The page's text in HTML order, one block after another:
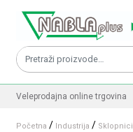
Pretraži:
Veleprodajna online trgovina
Početna / Industrija / Sklopnici